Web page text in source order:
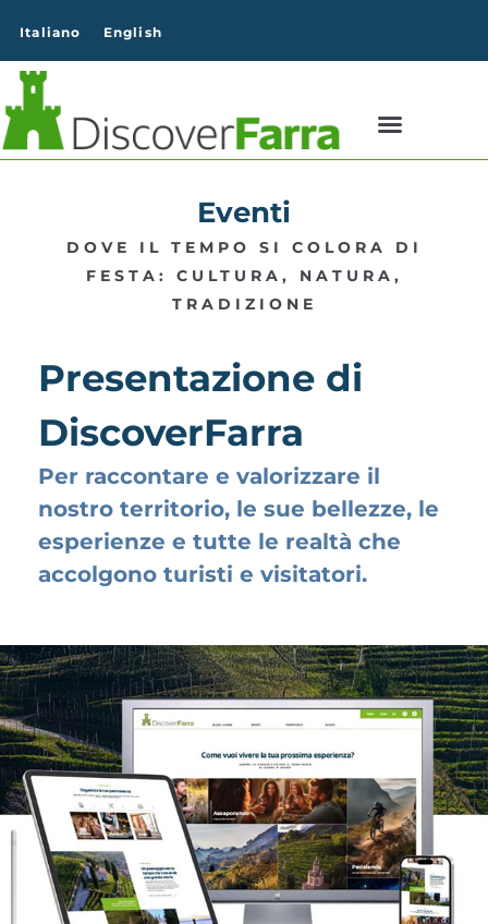
Italiano
English
Eventi
DOVE IL TEMPO SI COLORA DI
FESTA: CULTURA, NATURA,
TRADIZIONE
Presentazione di
DiscoverFarra
Per raccontare e valorizzare il
nostro territorio, le sue bellezze, le
esperienze e tutte le realtà che
accolgono turisti e visitatori.